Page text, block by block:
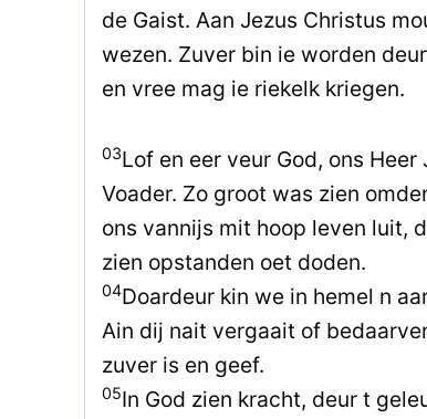
de Gaist. Aan Jezus Christus
wezen. Zuver bin ie worden
en vree mag ie riekelk kriegen.
03Lof en eer veur God, ons
Voader. Zo groot was zien
ons vannijs mit hoop leven luit,
zien opstanden oet doden.
04Doardeur kin we in hemel n
Ain dij nait vergaait of
zuver is en geef.
05In God zien kracht, deur t